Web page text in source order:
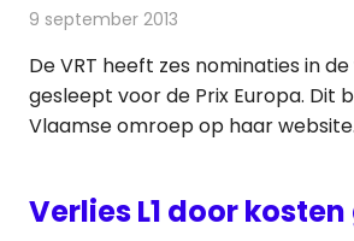
9 september 2013
De VRT heeft zes nominaties in
gesleept voor de Prix Europa. Dit
Vlaamse omroep op haar website.
Verlies L1 door